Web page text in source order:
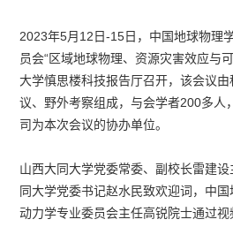
2023年5月12日-15日，中国地球物理
员会“区域地球物理、资源灾害效应与
大学慎思楼科技报告厅召开，该会议
议、野外考察组成，与会学者200多人
司为本次会议的协办单位。
山西大同大学党委常委、副校长雷建
同大学党委书记赵水民致欢迎词，中
动力学专业委员会主任高锐院士通过视